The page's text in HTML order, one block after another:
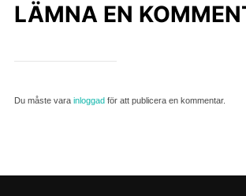
LÄMNA EN
Du måste vara inloggadför att publicera en kommentar.